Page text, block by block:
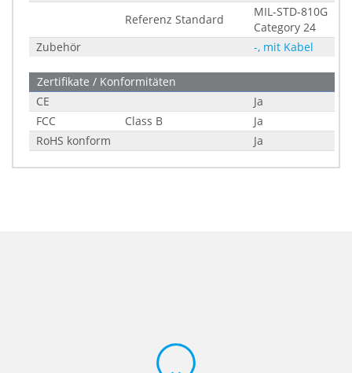
Referenz Standard
MIL-STD-810G
Category 24
Zubehör
-, mit Kabel
Zertifikate / Konformitäten
CE
Ja
FCC
Class B
Ja
RoHS konform
Ja